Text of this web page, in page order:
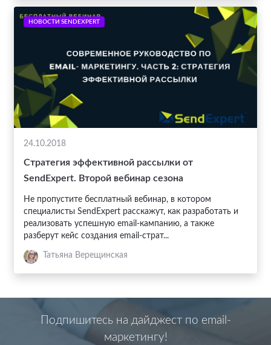
НОВОСТИ SENDEXPERT
24.10.2018
Стратегия эффективной рассылки от
SendExpert. Второй вебинар сезона
Не пропустите бесплатный вебинар, в котором
специалисты SendExpert расскажут, как разработать и
реализовать успешную email-кампанию, а также
разберут кейс создания email-страт...
Татьяна Верещинская
Подпишитесь на дайджест по email-
маркетингу!